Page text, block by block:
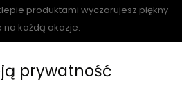
produktami wyczarujesz piękny
każdą okazje.
prywatność